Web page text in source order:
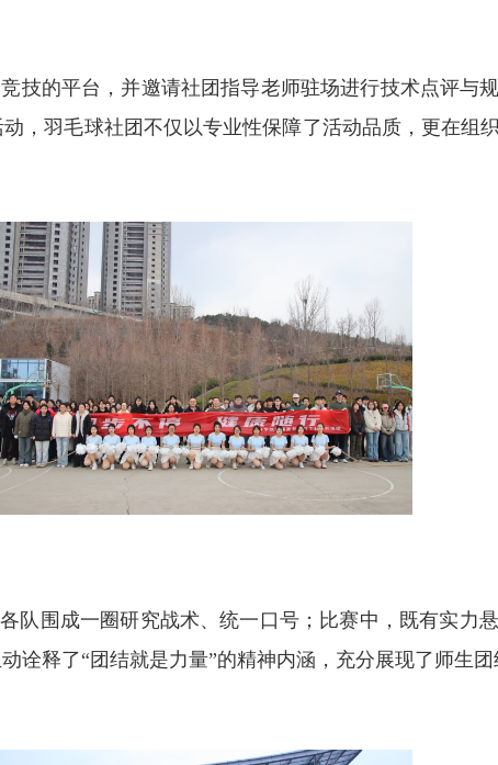
技的平台，并邀请社团指导老师驻场进行技术点评与
，羽毛球社团不仅以专业性保障了活动品质，更在组
队围成一圈研究战术、统一口号；比赛中，既有实力
诠释了“团结就是力量”的精神内涵，充分展现了师生团